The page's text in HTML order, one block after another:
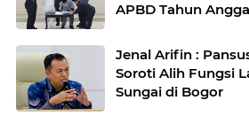
APBD Tahun
Jenal Arifin : Pansus XV DPRD Jabar
Soroti Alih Fungsi
Sungai di Bogor